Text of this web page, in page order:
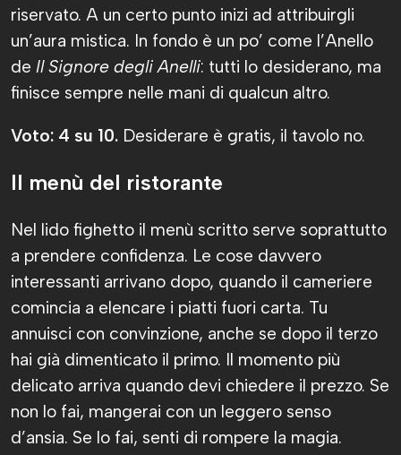
riservato. A un certo punto inizi ad attribuirgli
un’aura mistica. In fondo è un po’ come l’Anello
de Il Signore degli Anelli: tutti lo desiderano, ma
finisce sempre nelle mani di qualcun altro.
Voto: 4 su 10. Desiderare è gratis, il tavolo no.
Il menù del ristorante
Nel lido fighetto il menù scritto serve soprattutto
a prendere confidenza. Le cose davvero
interessanti arrivano dopo, quando il cameriere
comincia a elencare i piatti fuori carta. Tu
annuisci con convinzione, anche se dopo il terzo
hai già dimenticato il primo. Il momento più
delicato arriva quando devi chiedere il prezzo. Se
non lo fai, mangerai con un leggero senso
d’ansia. Se lo fai, senti di rompere la magia.